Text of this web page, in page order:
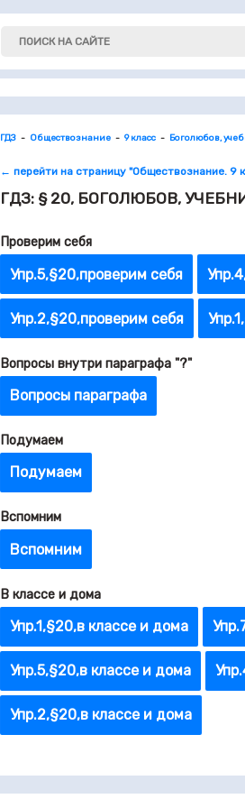
ГДЗ Обществознание 9 класс Боголюбов,
← перейти на страницу "Обществознание.
ГДЗ: § 20, БОГОЛЮБОВ,
Проверим себя
Упр.5,§20,проверим себя
Упр.2,§20,проверим себя
Вопросы внутри параграфа "?"
Вопросы параграфа
Подумаем
Подумаем
Вспомним
Вспомним
В классе и дома
Упр.1,§20,в классе и дома
Упр.5,§20,в классе и дома
Упр.2,§20,в классе и дома